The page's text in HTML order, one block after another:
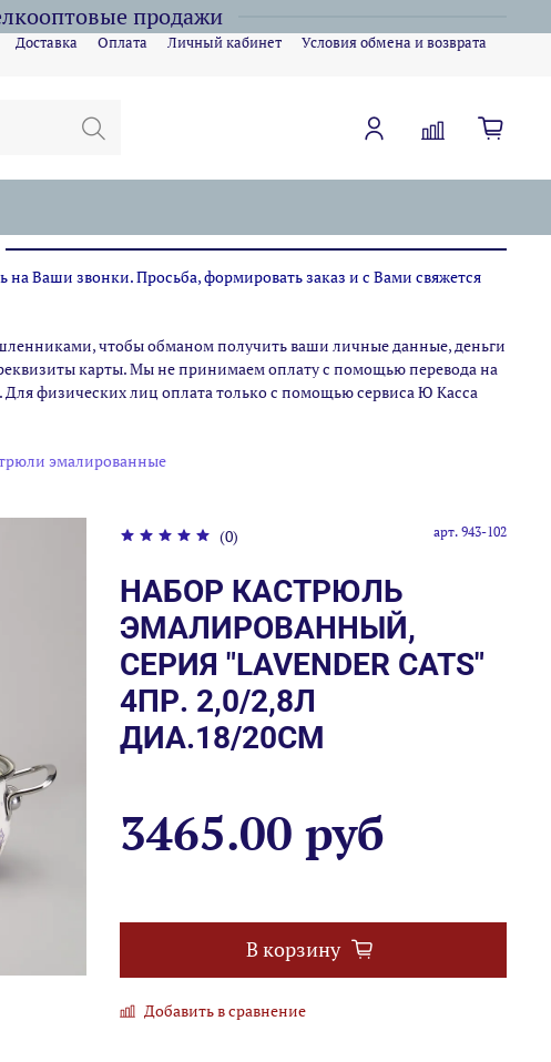
продажи
Доставка Оплата Личный кабинет Условия обмена и возврата
Ваши звонки. Просьба, формировать заказ и с Вами свяжется
чтобы обманом получить ваши личные данные, деньги
карты. Мы не принимаем оплату с помощью перевода на
физических лиц оплата только с помощью сервиса Ю Касса
эмалированные
(0) арт. 943-102
НАБОР КАСТРЮЛЬ
ЭМАЛИРОВАННЫЙ,
СЕРИЯ "LAVENDER CATS"
4ПР. 2,0/2,8Л
ДИА.18/20СМ
3465.00 руб
В корзину
Добавить в сравнение